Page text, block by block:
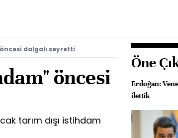
dalgalı seyretti
öncesi
tarım dışı istihdam
Öne
Erdoğan:
ilettik